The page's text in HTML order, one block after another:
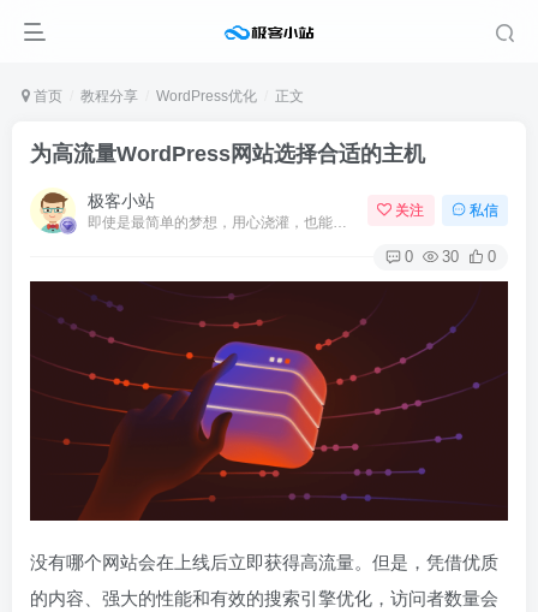
首页 教程分享 WordPress优化 正文
为高流量WordPress网站选择合适的主机
极客小站 关注 私信
0 30 0
没有哪个网站会在上线后立即获得高流量。但是，凭借优质
的内容、强大的性能和有效的搜索引擎优化，访问者数量会